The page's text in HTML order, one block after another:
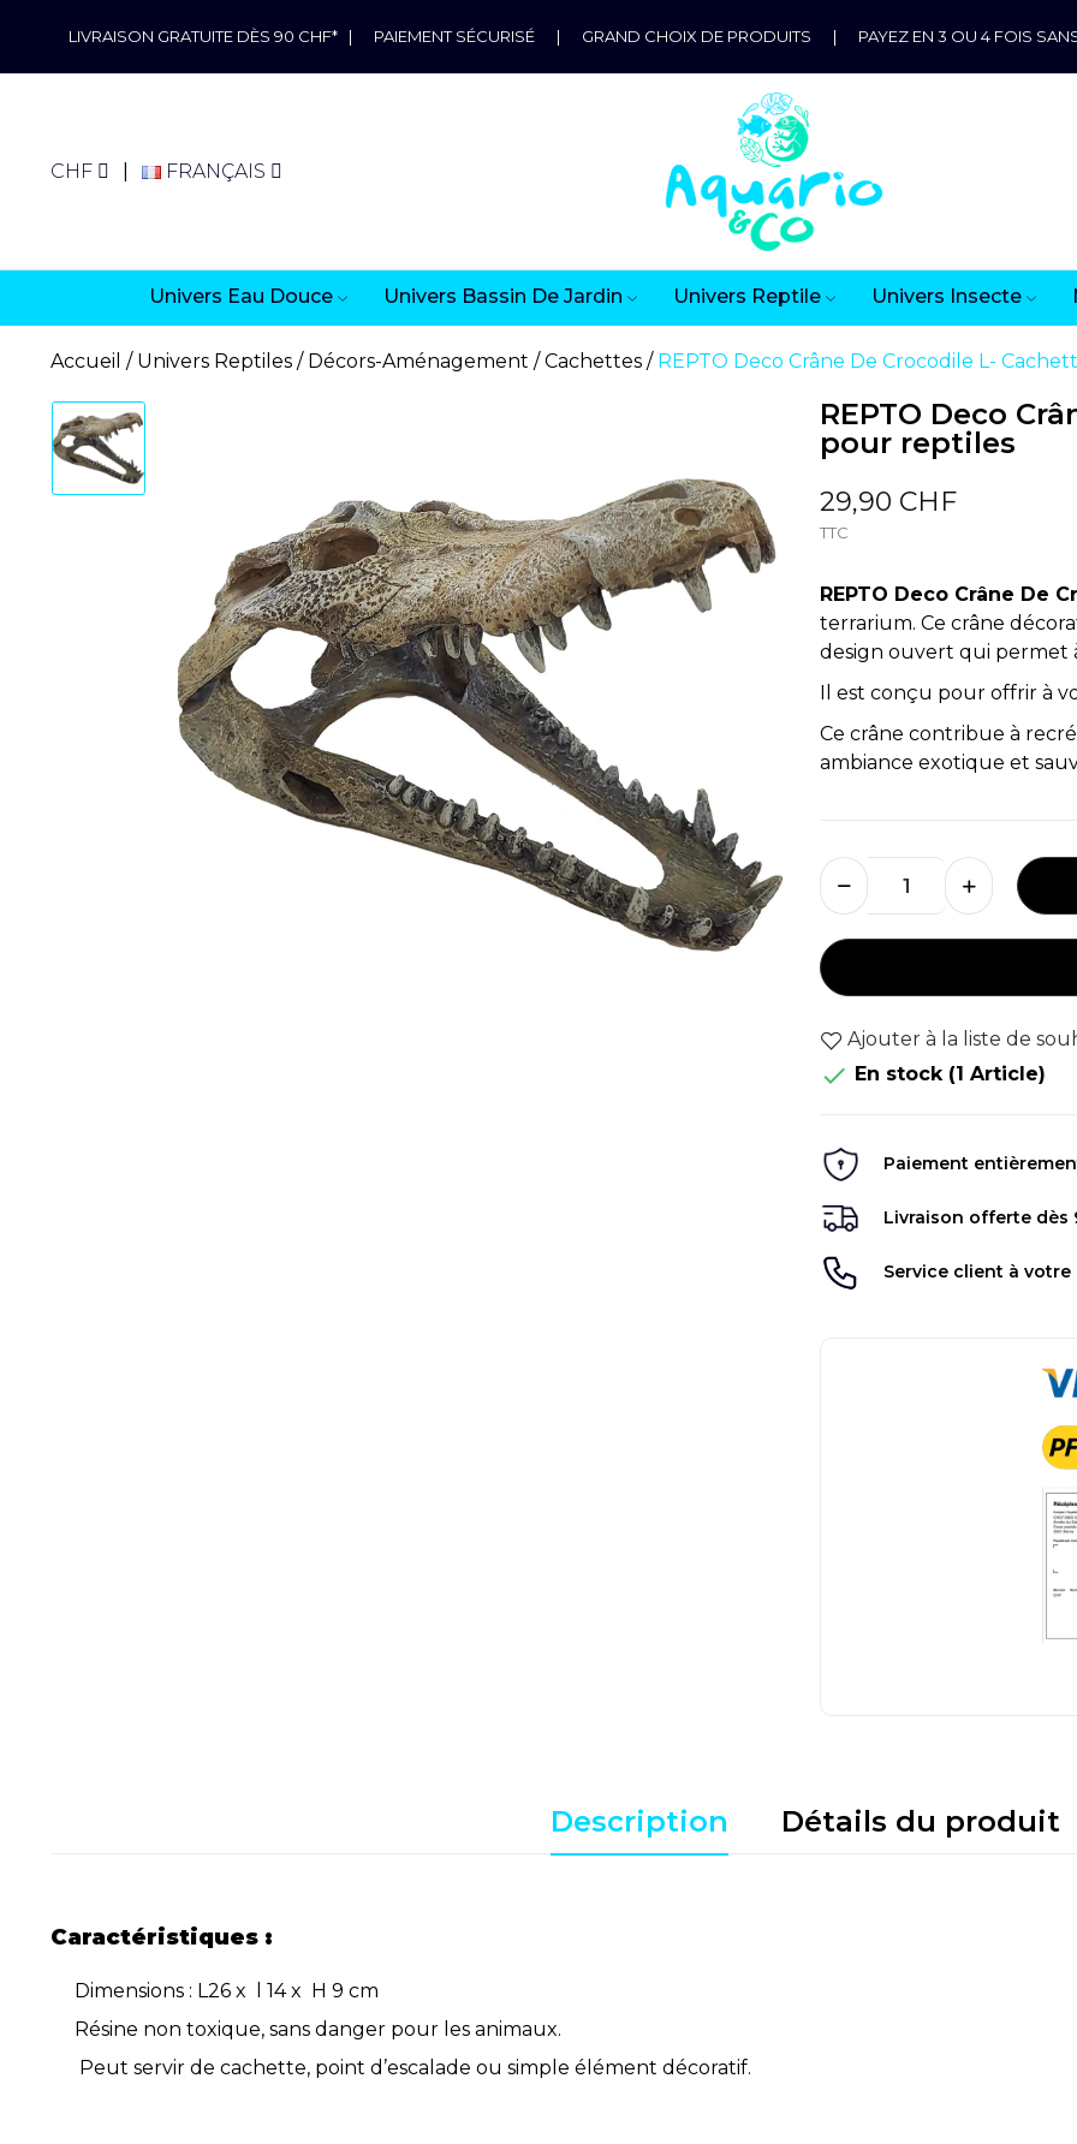
LIVRAISON GRATUITE DÈS 90 CHF* | PAIEMENT SÉCURISÉ | GRAND CHOIX DE PRODUITS | PAYEZ EN 3 OU 4 FOIS
CHF FRANÇAIS
Univers Eau Douce Univers Bassin De Jardin Univers Reptile Univers Insecte
Accueil Univers Reptiles Décors-Aménagement Cachettes REPTO Deco Crâne De Crocodile L-
REPTO Deco
pour reptiles
29,90 CHF
TTC
REPTO Deco Crâne De
terrarium. Ce crâne
design ouvert qui permet
Il est conçu pour offrir à
Ce crâne contribue à
ambiance exotique et
Ajouter à la liste de
 En stock (1 Article)
Paiement
Livraison offerte dès
Service client à
Description Détails du produit
Caractéristiques :
Dimensions : L26 x l 14 x H 9 cm
Résine non toxique, sans danger pour les animaux.
Peut servir de cachette, point d’escalade ou simple élément décoratif.